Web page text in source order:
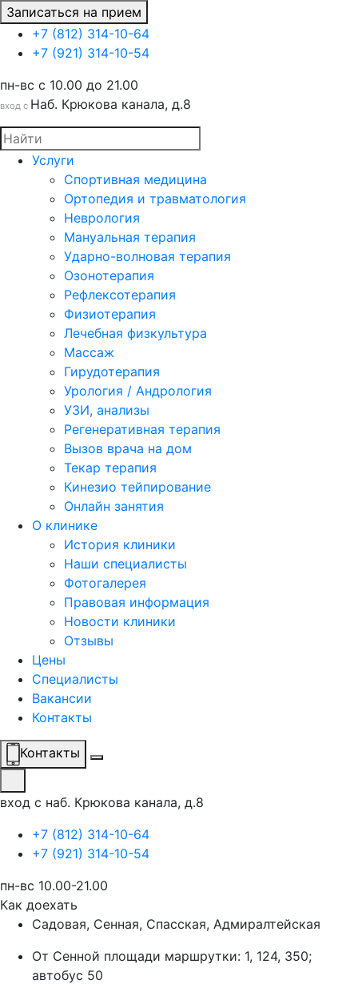
Записаться на прием
+7 (812) 314-10-64
+7 (921) 314-10-54
пн-вс c 10.00 до 21.00
вход с Наб. Крюкова канала, д.8
Услуги
Спортивная медицина
Ортопедия и травматология
Неврология
Мануальная терапия
Ударно-волновая терапия
Озонотерапия
Рефлексотерапия
Физиотерапия
Лечебная физкультура
Массаж
Гирудотерапия
Урология / Андрология
УЗИ, анализы
Регенеративная терапия
Вызов врача на дом
Текар терапия
Кинезио тейпирование
Онлайн занятия
О клинике
История клиники
Наши специалисты
Фотогалерея
Правовая информация
Новости клиники
Отзывы
Цены
Специалисты
Вакансии
Контакты
Контакты
вход с наб. Крюкова канала, д.8
+7 (812) 314-10-64
+7 (921) 314-10-54
пн-вс 10.00-21.00
Как доехать
Садовая, Сенная, Спасская, Адмиралтейская
От Сенной площади маршрутки: 1, 124, 350;
автобус 50